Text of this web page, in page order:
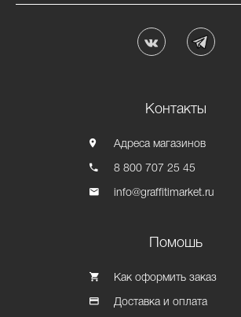
Контакты
Адреса магазинов
8 800 707 25 45
info@graffitimarket.ru
Помошь
Как оформить заказ
Доставка и оплата